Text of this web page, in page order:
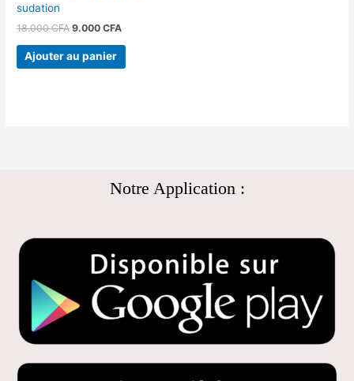
sudation
18.000CFA 9.000CFA
Ajouter au panier
Notre Application :